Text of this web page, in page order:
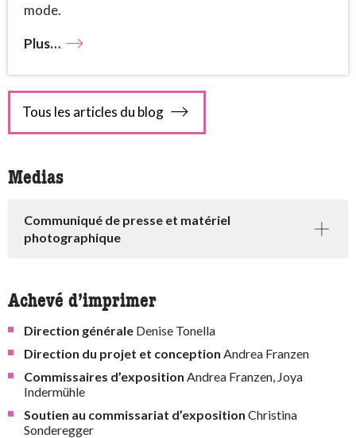
mode.
Plus…
Tous les articles du blog
Medias
Communiqué de presse et matériel
photographique
Achevé d’imprimer
Direction générale Denise Tonella
Direction du projet et conception Andrea Franzen
Commissaires d’exposition Andrea Franzen, Joya
Indermühle
Soutien au commissariat d’exposition Christina
Sonderegger